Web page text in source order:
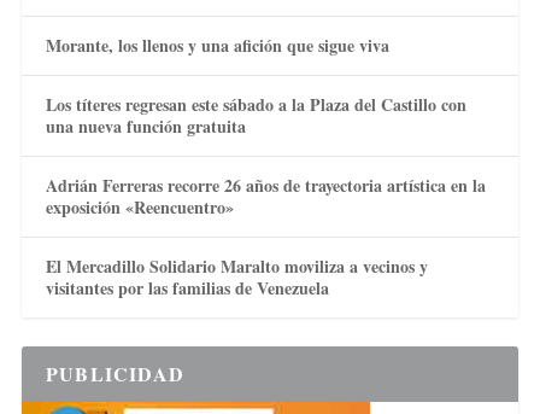
Morante, los llenos y una afición que sigue viva
Los títeres regresan este sábado a la Plaza del Castillo con
una nueva función gratuita
Adrián Ferreras recorre 26 años de trayectoria artística en la
exposición «Reencuentro»
El Mercadillo Solidario Maralto moviliza a vecinos y
visitantes por las familias de Venezuela
PUBLICIDAD